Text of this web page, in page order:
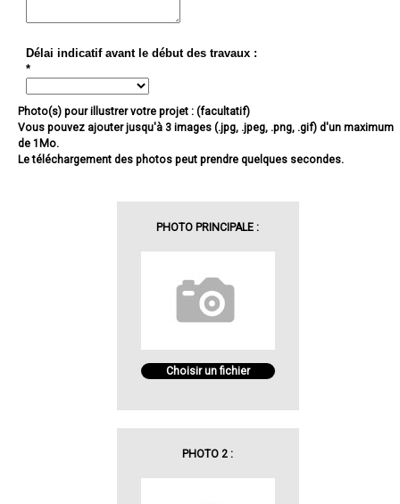
Délai indicatif avant le début des travaux :
*
Photo(s) pour illustrer votre projet : (facultatif)
Vous pouvez ajouter jusqu'à 3 images (.jpg, .jpeg, .png, .gif) d'un maximum
de 1Mo.
Le téléchargement des photos peut prendre quelques secondes.
PHOTO PRINCIPALE :
Choisir un fichier
PHOTO 2 :